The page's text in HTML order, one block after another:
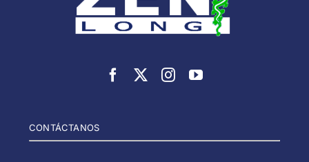
CONTÁCTANOS